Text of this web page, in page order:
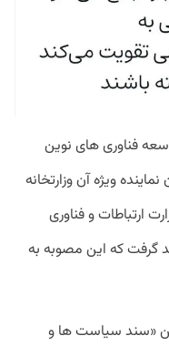
فناوری های نوین
ویژه آن وزارتخانه
ارتباطات و فناوری
گرفت که این مصوبه به
«سند سیاست ها و